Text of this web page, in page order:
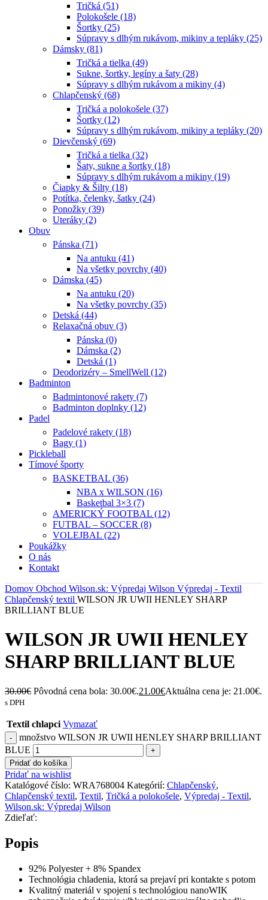
Tričká (51)
Polokošele (18)
Šortky (25)
Súpravy s dlhým rukávom, mikiny a tepláky (25)
Dámsky (81)
Tričká a tielka (49)
Sukne, šortky, legíny a šaty (28)
Súpravy s dlhým rukávom a mikiny (4)
Chlapčenský (68)
Tričká a polokošele (37)
Šortky (12)
Súpravy s dlhým rukávom, mikiny a tepláky (20)
Dievčenský (69)
Tričká a tielka (32)
Šaty, sukne a šortky (18)
Súpravy s dlhým rukávom a mikiny (19)
Čiapky & Šilty (18)
Potítka, čelenky, šatky (24)
Ponožky (39)
Uteráky (2)
Obuv
Pánska (71)
Na antuku (41)
Na všetky povrchy (40)
Dámska (45)
Na antuku (20)
Na všetky povrchy (35)
Detská (44)
Relaxačná obuv (3)
Pánska (0)
Dámska (2)
Detská (1)
Deodorizéry – SmellWell (12)
Badminton
Badmintonové rakety (7)
Badminton doplnky (12)
Padel
Padelové rakety (18)
Bagy (1)
Pickleball
Tímové športy
BASKETBAL (36)
NBA x WILSON (16)
Basketbal 3×3 (7)
AMERICKÝ FOOTBAL (12)
FUTBAL – SOCCER (8)
VOLEJBAL (22)
Poukážky
O nás
Kontakt
Domov Obchod Wilson.sk: Výpredaj Wilson Výpredaj - Textil
Chlapčenský textil WILSON JR UWII HENLEY SHARP
BRILLIANT BLUE
WILSON JR UWII HENLEY
SHARP BRILLIANT BLUE
30.00€ Pôvodná cena bola: 30.00€.21.00€Aktuálna cena je: 21.00€.
s DPH
Textil chlapci Vymazať
množstvo WILSON JR UWII HENLEY SHARP BRILLIANT
BLUE
Pridať do košíka
Pridať na wishlist
Katalógové číslo: WRA768004 Kategórií: Chlapčenský,
Chlapčenský textil, Textil, Tričká a polokošele, Výpredaj - Textil,
Wilson.sk: Výpredaj Wilson
Zdieľať:
Popis
92% Polyester + 8% Spandex
Technológia chladenia, ktorá sa prejaví pri kontakte s potom
Kvalitný materiál v spojení s technológiou nanoWIK